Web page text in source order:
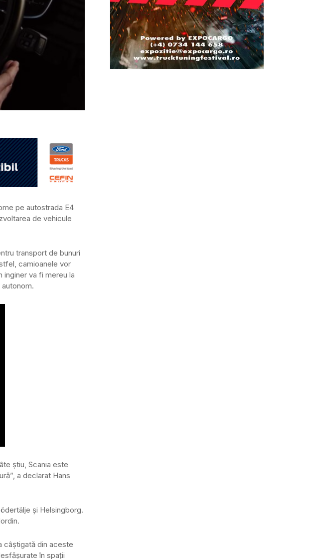
pe autostrada E4
de vehicule
transport de bunuri
camioanele vor
inginer va fi mereu la
știu, Scania este
a declarat Hans
și Helsingborg.
câștigată din aceste
în spații